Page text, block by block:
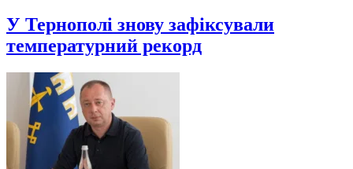
У Тернополі знову зафіксували
температурний рекорд